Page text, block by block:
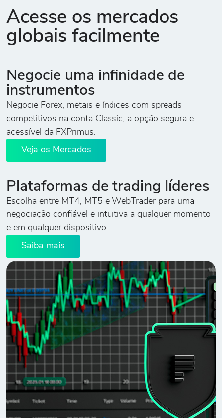
Acesse os mercados
globais facilmente
Negocie uma infinidade de
instrumentos
Negocie Forex, metais e índices com spreads
competitivos na conta Classic, a opção segura e
acessível da FXPrimus.
Veja os Mercados
Plataformas de trading líderes
Escolha entre MT4, MT5 e WebTrader para uma
negociação confiável e intuitiva a qualquer momento
e em qualquer dispositivo.
Saiba mais